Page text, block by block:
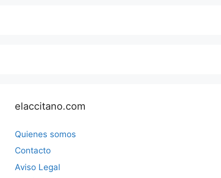
elaccitano.com
Quienes somos
Contacto
Aviso Legal